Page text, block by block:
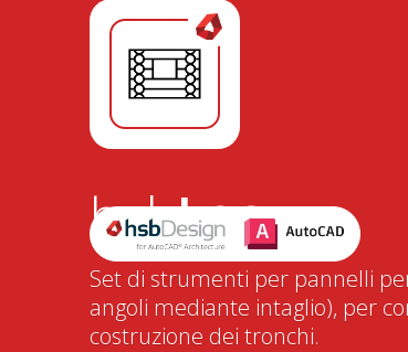
hsbLog
Set di strumenti per pannelli
angoli mediante intaglio), per
costruzione dei tronchi.